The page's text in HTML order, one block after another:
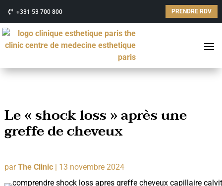
+331 53 700 800 PRENDRE RDV
Le « shock loss » après une
greffe de cheveux
parThe Clinic| 13 novembre 2024